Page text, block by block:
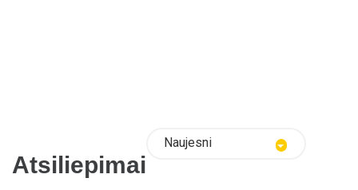
Atsiliepimai
Naujesni